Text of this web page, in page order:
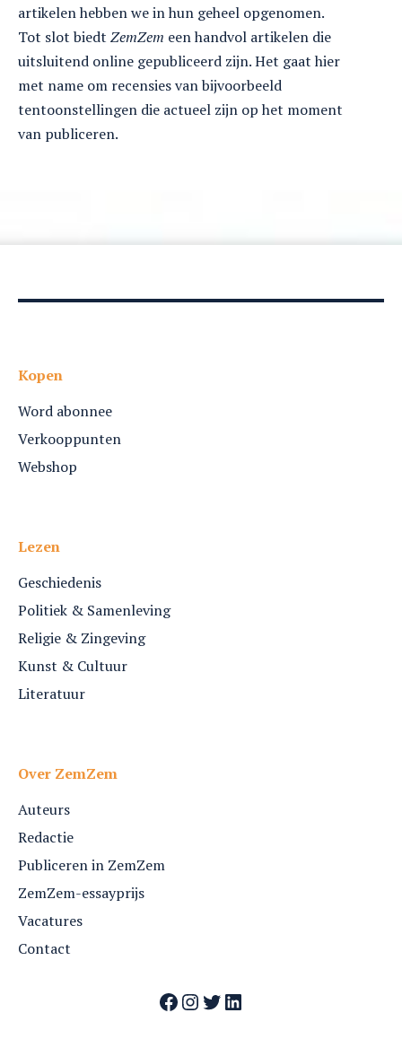
artikelen hebben we in hun geheel opgenomen.
Tot slot biedt ZemZem een handvol artikelen die
uitsluitend online gepubliceerd zijn. Het gaat hier
met name om recensies van bijvoorbeeld
tentoonstellingen die actueel zijn op het moment
van publiceren.
Kopen
Word abonnee
Verkooppunten
Webshop
Lezen
Geschiedenis
Politiek & Samenleving
Religie & Zingeving
Kunst & Cultuur
Literatuur
Over ZemZem
Auteurs
Redactie
Publiceren in ZemZem
ZemZem-essayprijs
Vacatures
Contact
Facebook
Instagram
Twitter
LinkedIn